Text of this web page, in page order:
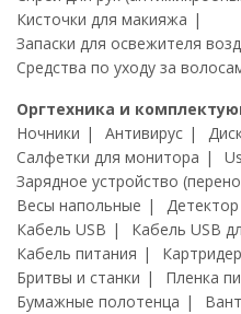
Кисточки для макияжа
Запаски для освежителя
Средства по уходу за
Оргтехника и
Ночники
Антивирус
Салфетки для монитора
Зарядное устройство
Весы напольные
Кабель USB
Кабель USB
Кабель питания
Картридер
Бритвы и станки
Пленка
Бумажные полотенца